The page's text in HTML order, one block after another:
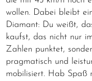
wollen. Dabei bleibt
Diamant: Du weißt,
kaufst, das nicht nur
Zahlen punktet,
pragmatisch und
mobilisiert. Hab Spaß